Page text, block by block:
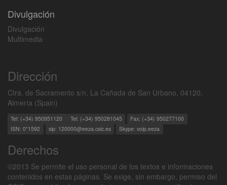
Divulgación
Divulgación
Multimedia
Dirección
Ctra. de Sacramento s/n, La Cañada de San Urbano, 04120,
Almería (Spain)
Tel: (+34) 950951120 Tel: (+34) 950281045
Fax: (+34) 950277100
ISN: 0*1592
sip: 120000@eeza.csic.es Skype: voip.eeza
Derechos
©2013 Se permite el uso personal de los textos e informaciones
contenidos en estas páginas. Se exige, sin embargo, permiso del